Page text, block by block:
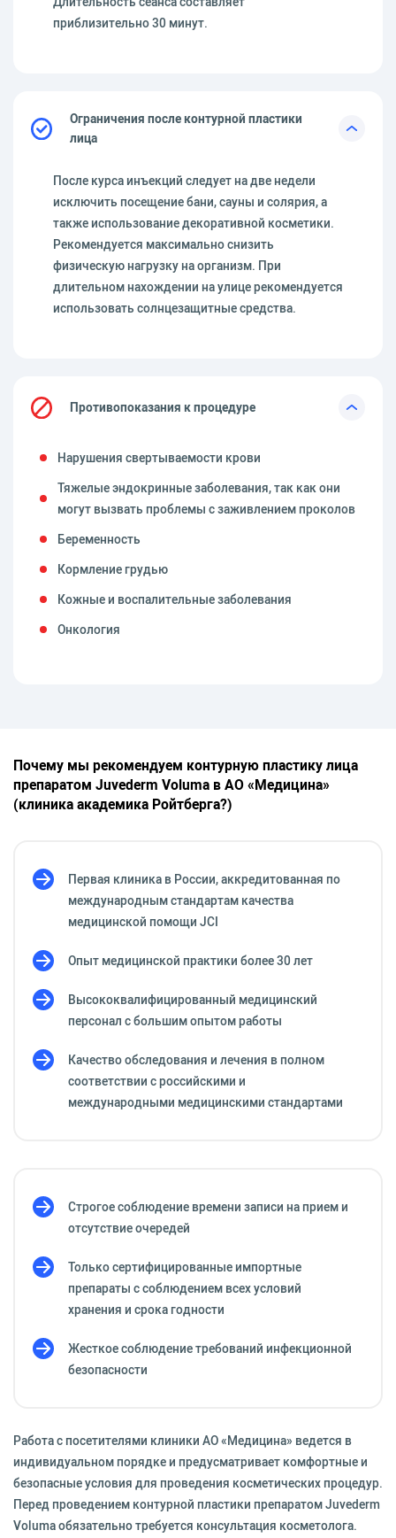
приблизительно 30 минут.
Ограничения после контурной пластики
лица
После курса инъекций следует на две недели
исключить посещение бани, сауны и солярия, а
также использование декоративной косметики.
Рекомендуется максимально снизить
физическую нагрузку на организм. При
длительном нахождении на улице рекомендуется
использовать солнцезащитные средства.
Противопоказания к процедуре
Нарушения свертываемости крови
Тяжелые эндокринные заболевания, так как они
могут вызвать проблемы с заживлением проколов
Беременность
Кормление грудью
Кожные и воспалительные заболевания
Онкология
Почему мы рекомендуем контурную пластику лица
препаратом Juvederm Voluma в АО «Медицина»
(клиника академика Ройтберга?)
Первая клиника в России, аккредитованная по
международным стандартам качества
медицинской помощи JCI
Опыт медицинской практики более 30 лет
Высококвалифицированный медицинский
персонал с большим опытом работы
Качество обследования и лечения в полном
соответствии с российскими и
международными медицинскими стандартами
Строгое соблюдение времени записи на прием и
отсутствие очередей
Только сертифицированные импортные
препараты с соблюдением всех условий
хранения и срока годности
Жесткое соблюдение требований инфекционной
безопасности
Работа с посетителями клиники АО «Медицина» ведется в
индивидуальном порядке и предусматривает комфортные и
безопасные условия для проведения косметических процедур.
Перед проведением контурной пластики препаратом Juvederm
Voluma обязательно требуется консультация косметолога.